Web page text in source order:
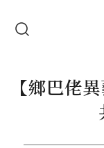
【鄉巴佬